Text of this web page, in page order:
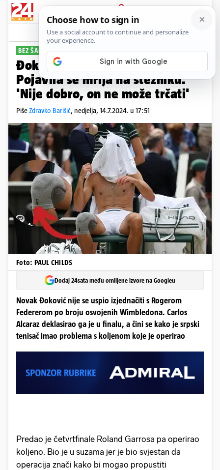
PRIJAVA
Sport Komentari
BEZ ŠANSE
Đoković je igrao ozlijeđen?
Pojavila se mrlja na stezniku.
'Nije dobro, on ne može trčati'
PišeZdravko Barišić, nedjelja, 14.7.2024. u 17:51
Foto: PAUL CHILDS
Dodaj 24sata među omiljene izvore na Googleu
Novak Đoković nije se uspio izjednačiti s Rogerom
Federerom po broju osvojenih Wimbledona. Carlos
Alcaraz deklasirao ga je u finalu, a čini se kako je srpski
tenisač imao problema s koljenom koje je operirao
Predao je četvrtfinale Roland Garrosa pa operirao
koljeno. Bio je u suzama jer je bio svjestan da
operacija znači kako bi mogao propustiti